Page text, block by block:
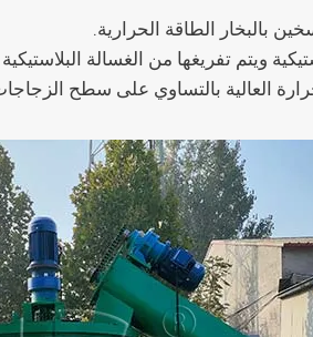
بالبخار الطاقة الحرارية.
ويتم تفريغها من الغسالة
العالية بالتساوي على سطح الزجاجات